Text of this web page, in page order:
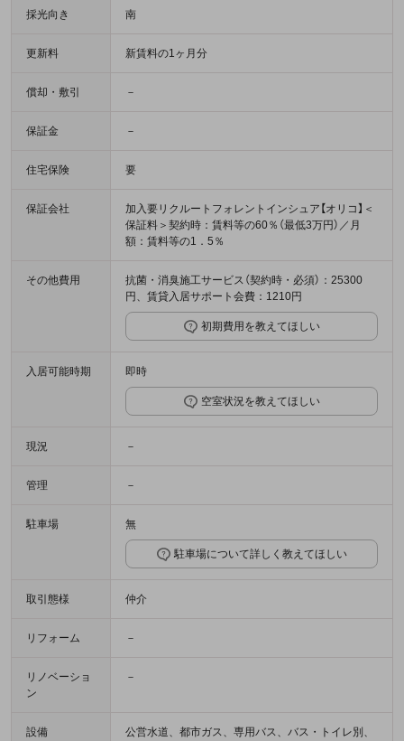
採光向き 南
更新料 新賃料の1ヶ月分
償却・敷引 －
保証金 －
住宅保険 要
保証会社
加入要リクルートフォレントインシュア【オリコ】＜
保証料＞契約時：賃料等の60％（最低3万円）／月
額：賃料等の1．5％
その他費用
抗菌・消臭施工サービス（契約時・必須）：25300
円、賃貸入居サポート会費：1210円
初期費用を教えてほしい
入居可能時期 即時
空室状況を教えてほしい
現況 －
管理 －
駐車場 無
駐車場について詳しく教えてほしい
取引態様 仲介
リフォーム －
リノベーショ
ン
－
設備
公営水道、都市ガス、専用バス、バス・トイレ別、